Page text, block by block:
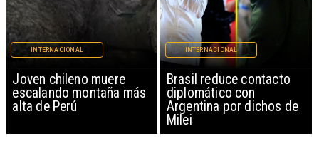
Brasil reduce contacto
diplomático con
Argentina por dichos de
INTERNACIONAL
China restringe
exportación de drones a
EEUU y sanciona
empresas
INTERNACIONAL